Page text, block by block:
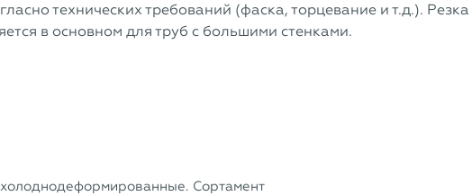
технических требований (фаска, торцевание и т.д.). Резка
в основном для труб с большими стенками.
Сортамент